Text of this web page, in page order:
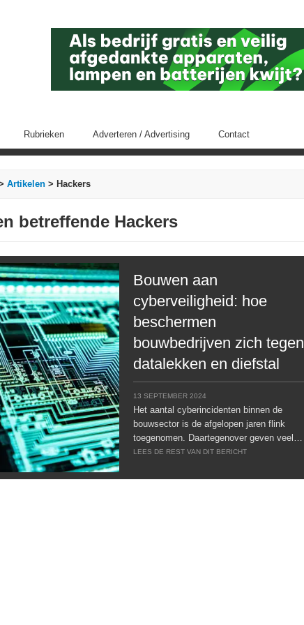
Rubrieken Adverteren / Advertising Contact
Artikelen > Hackers
betreffende Hackers
Bouwen aan
cyberveiligheid: hoe
beschermen
bouwbedrijven zich tegen
datalekken en diefstal
13 SEPTEMBER 2024
Het aantal cyberincidenten binnen de
bouwsector is de afgelopen jaren flink
toegenomen. Daartegenover geven veel…
LEES DE REST VAN DIT BERICHT